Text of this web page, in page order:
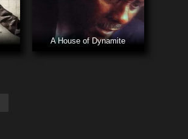
A House of Dynamite